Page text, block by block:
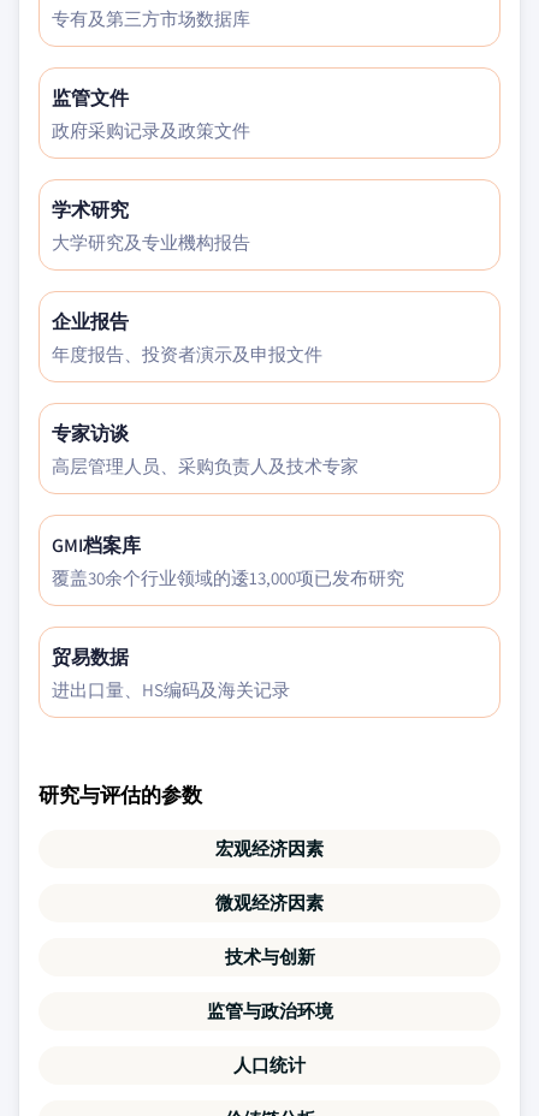
专有及第三方市场数据库
监管文件
政府采购记录及政策文件
学术研究
大学研究及专业機构报告
企业报告
年度报告、投资者演示及申报文件
专家访谈
高层管理人员、采购负责人及技术专家
GMI档案库
覆盖30余个行业领域的逶13,000项已发布研究
贸易数据
进出口量、HS编码及海关记录
研究与评估的参数
宏观经济因素
微观经济因素
技术与创新
监管与政治环境
人口统计